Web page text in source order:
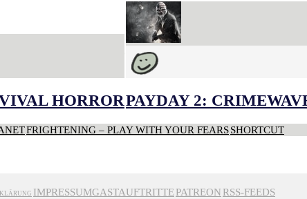
HORRORPAYDAY 2:
FRIGHTENING – PLAY WITH YOUR FEARSSHORTCUT
IMPRESSUMGASTAUFTRITTEPATREON RSS-FEEDS